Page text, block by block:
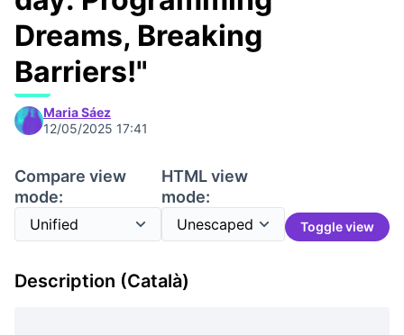
Dreams, Breaking
Barriers!"
Maria Sáez
12/05/2025 17:41
Compare view
mode:
HTML view
mode:
Toggle view
Description (Català)